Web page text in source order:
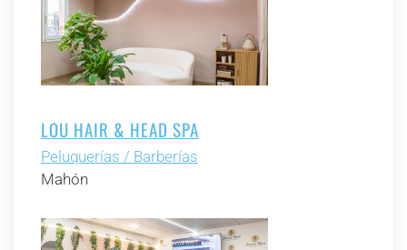
LOU HAIR & HEAD SPA
Peluquerías / Barberías
Mahón